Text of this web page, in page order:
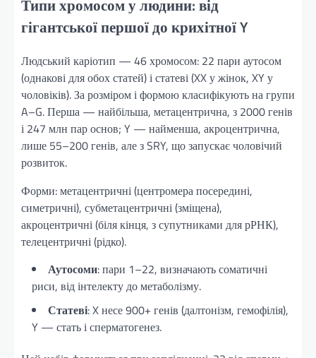
Типи хромосом у людини: від
гігантської першої до крихітної Y
Людський каріотип — 46 хромосом: 22 пари аутосом
(однакові для обох статей) і статеві (XX у жінок, XY у
чоловіків). За розміром і формою класифікують на групи
A–G. Перша — найбільша, метацентрична, з 2000 генів
і 247 млн пар основ; Y — найменша, акроцентрична,
лише 55–200 генів, але з SRY, що запускає чоловічий
розвиток.
Форми: метацентричні (центромера посередині,
симетричні), субметацентричні (зміщена),
акроцентричні (біля кінця, з супутниками для рРНК),
телецентричні (рідко).
Аутосоми: пари 1–22, визначають соматичні
риси, від інтелекту до метаболізму.
Статеві: X несе 900+ генів (далтонізм, гемофілія),
Y — стать і сперматогенез.